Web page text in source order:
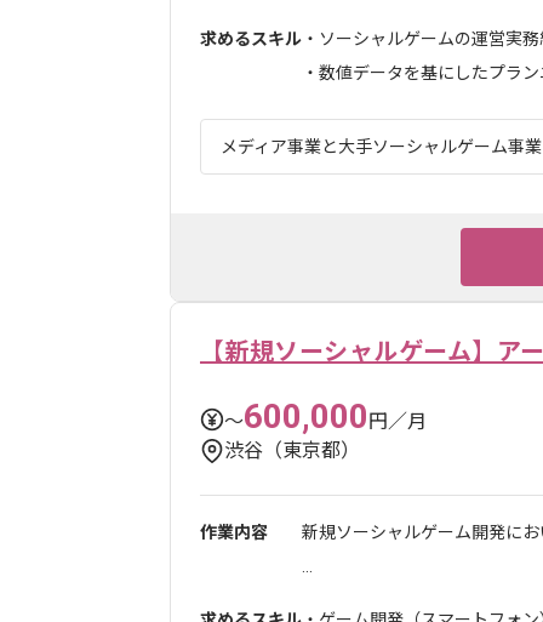
求めるスキル ・ソーシャルゲームの運営実
・数値データを基にしたプラン
メディア事業と大手ソーシャルゲーム事
【新規ソーシャルゲーム】ア
〜600,000円／月
渋谷（東京都）
作業内容
新規ソーシャルゲーム開発に